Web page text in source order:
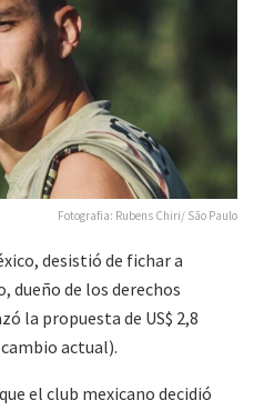
Fotografia: Rubens Chiri/ São Paulo
desistió de fichar a
dueño de los derechos
la propuesta de US$ 2,8
actual).
el club mexicano decidió